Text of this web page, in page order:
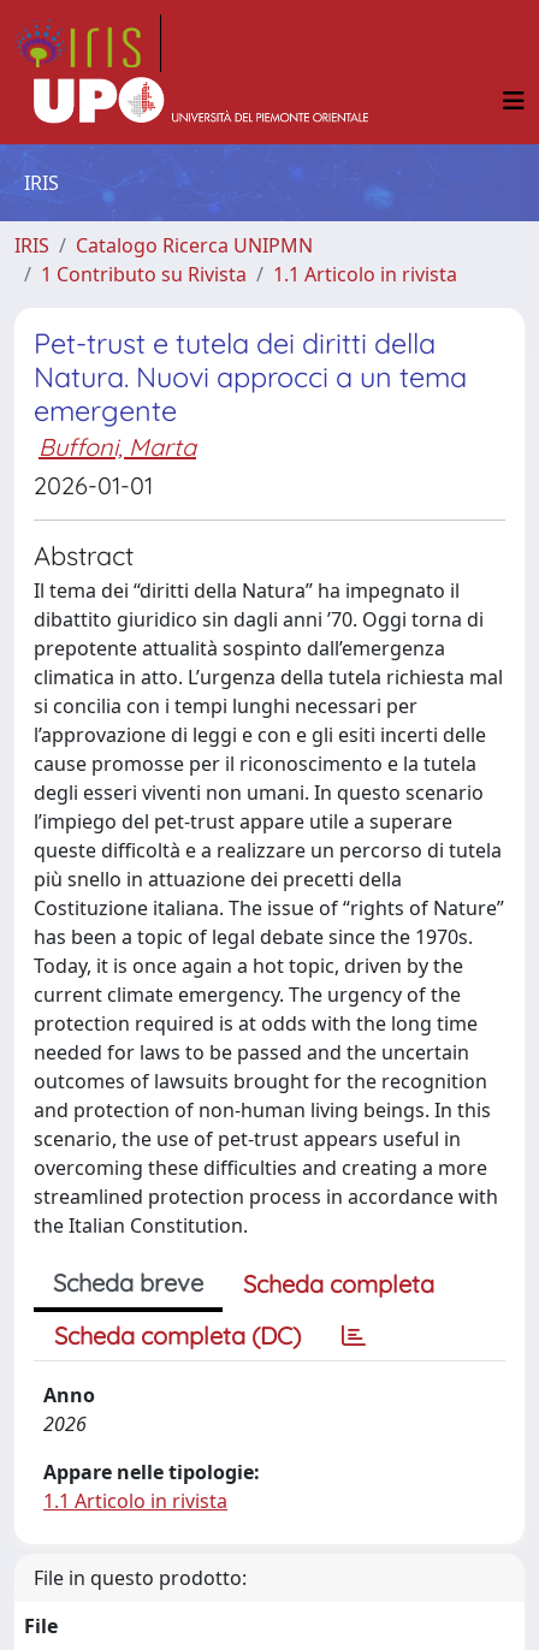
IRIS
IRIS
Catalogo Ricerca UNIPMN
1 Contributo su Rivista
1.1 Articolo in rivista
Pet-trust e tutela dei diritti della
Natura. Nuovi approcci a un tema
emergente
Buffoni, Marta
2026-01-01
Abstract
Il tema dei “diritti della Natura” ha impegnato il
dibattito giuridico sin dagli anni ’70. Oggi torna di
prepotente attualità sospinto dall’emergenza
climatica in atto. L’urgenza della tutela richiesta mal
si concilia con i tempi lunghi necessari per
l’approvazione di leggi e con e gli esiti incerti delle
cause promosse per il riconoscimento e la tutela
degli esseri viventi non umani. In questo scenario
l’impiego del pet-trust appare utile a superare
queste difficoltà e a realizzare un percorso di tutela
più snello in attuazione dei precetti della
Costituzione italiana. The issue of “rights of Nature”
has been a topic of legal debate since the 1970s.
Today, it is once again a hot topic, driven by the
current climate emergency. The urgency of the
protection required is at odds with the long time
needed for laws to be passed and the uncertain
outcomes of lawsuits brought for the recognition
and protection of non-human living beings. In this
scenario, the use of pet-trust appears useful in
overcoming these difficulties and creating a more
streamlined protection process in accordance with
the Italian Constitution.
Scheda breve
Scheda completa
Scheda completa (DC)
Anno
2026
Appare nelle tipologie:
1.1 Articolo in rivista
File in questo prodotto:
File